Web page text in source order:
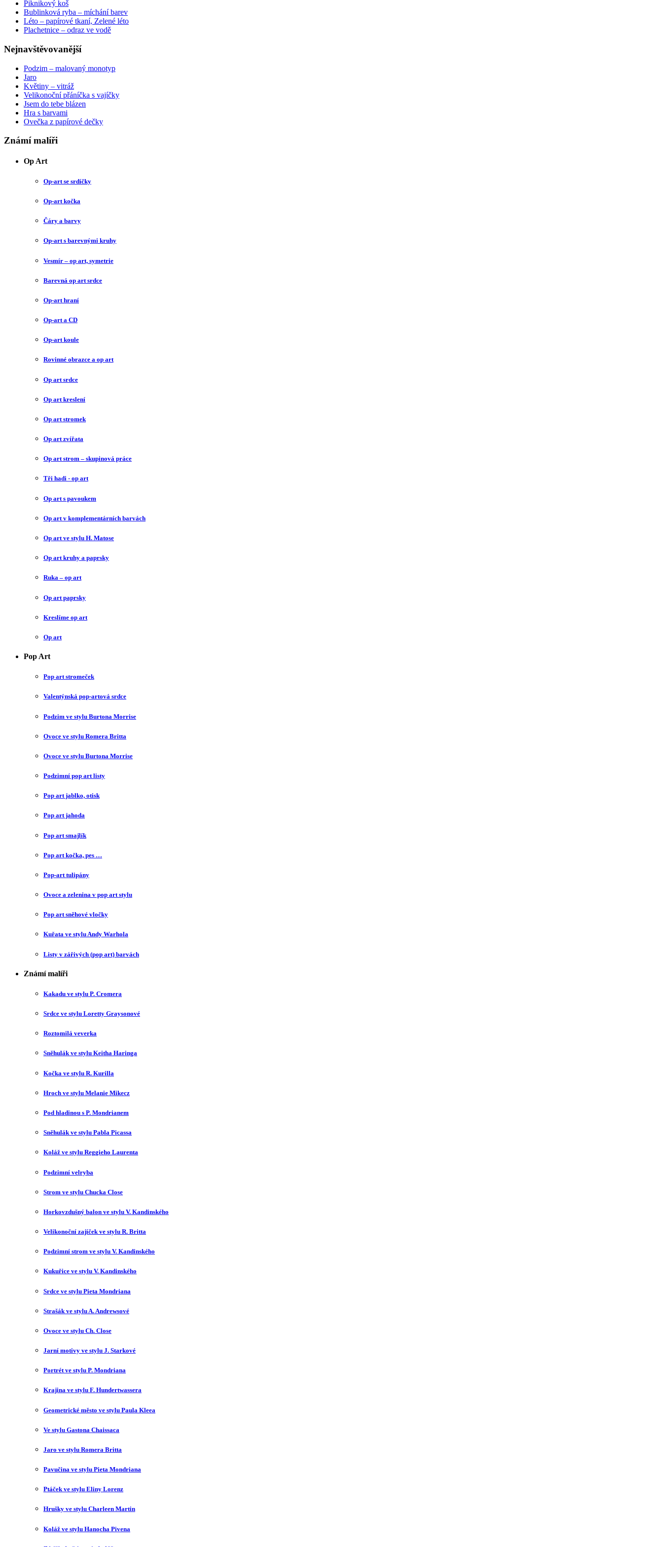
Piknikový koš
Bublinková ryba – míchání barev
Léto – papírové tkaní, Zelené léto
Plachetnice – odraz ve vodě
Nejnavštěvovanější
Podzim – malovaný monotyp
Jaro
Květiny – vitráž
Velikonoční přáníčka s vajíčky
Jsem do tebe blázen
Hra s barvami
Ovečka z papírové dečky
Známí malíři
Op Art
Op-art se srdíčky
Op-art kočka
Čáry a barvy
Op-art s barevnými kruhy
Vesmír – op art, symetrie
Barevná op art srdce
Op-art hraní
Op-art a CD
Op-art koule
Rovinné obrazce a op art
Op art srdce
Op art kreslení
Op art stromek
Op art zvířata
Op art strom – skupinová práce
Tři hadi - op art
Op art s pavoukem
Op art v komplementárních barvách
Op art ve stylu H. Matose
Op art kruhy a paprsky
Ruka – op art
Op art paprsky
Kreslíme op art
Op art
Pop Art
Pop art stromeček
Valentýnská pop-artová srdce
Podzim ve stylu Burtona Morrise
Ovoce ve stylu Romera Britta
Ovoce ve stylu Burtona Morrise
Podzimní pop art listy
Pop art jablko, otisk
Pop art jahoda
Pop art smajlík
Pop art kočka, pes …
Pop-art tulipány
Ovoce a zelenina v pop art stylu
Pop art sněhové vločky
Kuřata ve stylu Andy Warhola
Listy v zářivých (pop art) barvách
Známí malíři
Kakadu ve stylu P. Cromera
Srdce ve stylu Loretty Graysonové
Roztomilá veverka
Sněhulák ve stylu Keitha Haringa
Kočka ve stylu R. Kurilla
Hroch ve stylu Melanie Mikecz
Pod hladinou s P. Mondrianem
Sněhulák ve stylu Pabla Picassa
Koláž ve stylu Reggieho Laurenta
Podzimní velryba
Strom ve stylu Chucka Close
Horkovzdušný balon ve stylu V. Kandinského
Velikonoční zajíček ve stylu R. Britta
Podzimní strom ve stylu V. Kandinského
Kukuřice ve stylu V. Kandinského
Srdce ve stylu Pieta Mondriana
Strašák ve stylu A. Andrewsové
Ovoce ve stylu Ch. Close
Jarní motivy ve stylu J. Starkové
Portrét ve stylu P. Mondriana
Krajina ve stylu F. Hundertwassera
Geometrické město ve stylu Paula Kleea
Ve stylu Gastona Chaissaca
Jaro ve stylu Romera Britta
Pavučina ve stylu Pieta Mondriana
Ptáček ve stylu Eliny Lorenz
Hrušky ve stylu Charleen Martin
Koláž ve stylu Hanocha Pivena